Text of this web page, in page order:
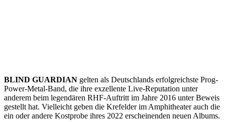
BLIND GUARDIAN gelten als Deutschlands erfolgreichste Prog-
Power-Metal-Band, die ihre exzellente Live-Reputation unter
anderem beim legendären RHF-Auftritt im Jahre 2016 unter Beweis
gestellt hat. Vielleicht geben die Krefelder im Amphitheater auch die
ein oder andere Kostprobe ihres 2022 erscheinenden neuen Albums.